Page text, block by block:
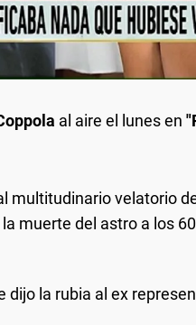
al aire el lunes en
multitudinario velatorio
muerte del astro a los
dijo la rubia al ex